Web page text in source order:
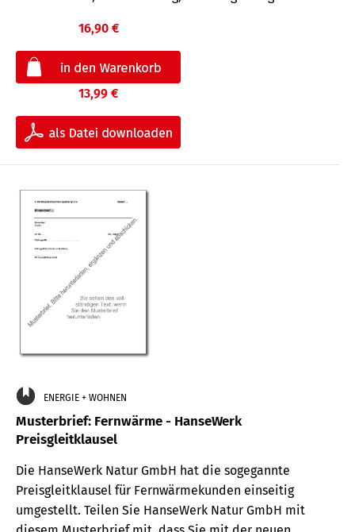
16,90 €
13,99 €
ENERGIE + WOHNEN
Musterbrief: Fernwärme - HanseWerk
Preisgleitklausel
Die HanseWerk Natur GmbH hat die sogegannte
Preisgleitklausel für Fernwärmekunden einseitig
umgestellt. Teilen Sie HanseWerk Natur GmbH mit